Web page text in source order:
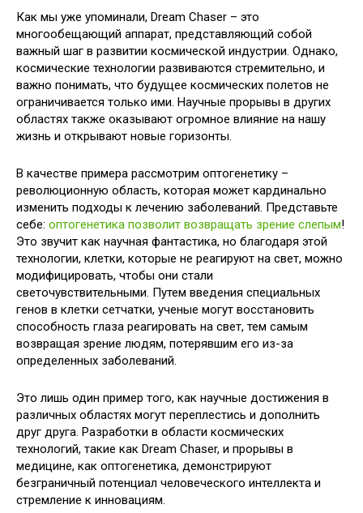
Как мы уже упоминали, Dream Chaser – это
многообещающий аппарат, представляющий собой
важный шаг в развитии космической индустрии. Однако,
космические технологии развиваются стремительно, и
важно понимать, что будущее космических полетов не
ограничивается только ими. Научные прорывы в других
областях также оказывают огромное влияние на нашу
жизнь и открывают новые горизонты.
В качестве примера рассмотрим оптогенетику –
революционную область, которая может кардинально
изменить подходы к лечению заболеваний. Представьте
себе: оптогенетика позволит возвращать зрение слепым!
Это звучит как научная фантастика, но благодаря этой
технологии, клетки, которые не реагируют на свет, можно
модифицировать, чтобы они стали
светочувствительными. Путем введения специальных
генов в клетки сетчатки, ученые могут восстановить
способность глаза реагировать на свет, тем самым
возвращая зрение людям, потерявшим его из-за
определенных заболеваний.
Это лишь один пример того, как научные достижения в
различных областях могут переплестись и дополнить
друг друга. Разработки в области космических
технологий, такие как Dream Chaser, и прорывы в
медицине, как оптогенетика, демонстрируют
безграничный потенциал человеческого интеллекта и
стремление к инновациям.